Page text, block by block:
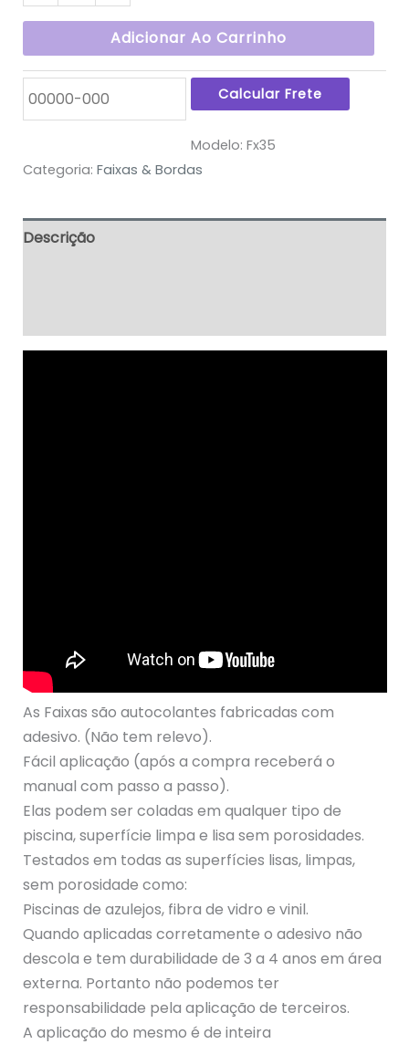
Adicionar Ao Carrinho
Modelo:Fx35
Categoria: Faixas & Bordas
Descrição
As Faixas são autocolantes fabricadas com
adesivo. (Não tem relevo).
Fácil aplicação (após a compra receberá o
manual com passo a passo).
Elas podem ser coladas em qualquer tipo de
piscina, superfície limpa e lisa sem porosidades.
Testados em todas as superfícies lisas, limpas,
sem porosidade como:
Piscinas de azulejos, fibra de vidro e vinil.
Quando aplicadas corretamente o adesivo não
descola e tem durabilidade de 3 a 4 anos em área
externa. Portanto não podemos ter
responsabilidade pela aplicação de terceiros.
A aplicação do mesmo é de inteira